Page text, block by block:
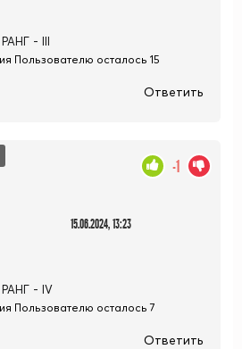
РАНГ - III
Пользователю осталось 15
Ответить
15.06.2024, 13:23
-1
РАНГ - IV
Пользователю осталось 7
Ответить